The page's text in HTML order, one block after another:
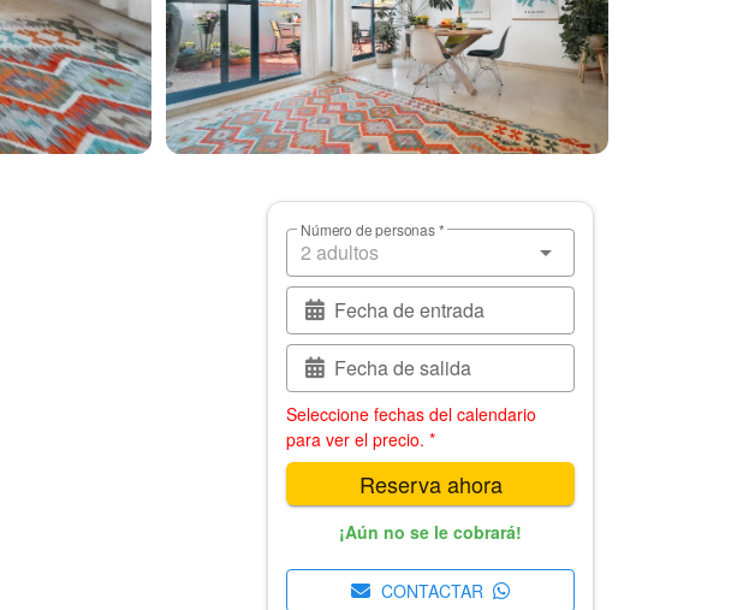
Número de personas *
Fecha de entrada
Fecha de salida
Seleccione fechas del calendario
para ver el precio. *
Reserva ahora
¡Aún no se le cobrará!
CONTACTAR